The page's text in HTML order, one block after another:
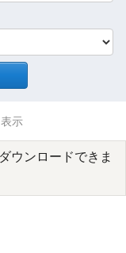
示
ウンロードできま